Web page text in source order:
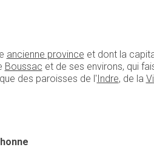
ancienne province et dont la
Boussac et de ses environs, qui
des paroisses de l'Indre, de la